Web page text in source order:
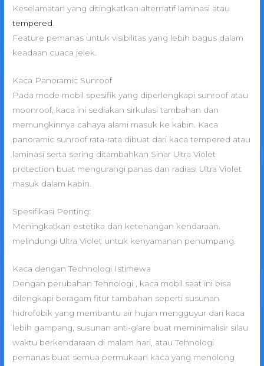
Keselamatan yang ditingkatkan alternatif laminasi atau
tempered
Feature pemanas untuk visibilitas yang lebih bagus dalam
keadaan cuaca jelek.
Kaca Panoramic Sunroof
Pada mode mobil spesifik yang diperlengkapi sunroof atau
moonroof, kaca ini sediakan sirkulasi tambahan dan
memungkinnya cahaya alami masuk ke kabin. Kaca
panoramic sunroof rata-rata dibuat dari kaca tempered atau
laminasi serta sering ditambahkan Sinar Ultra Violet
protection buat mengurangi panas dan radiasi Ultra Violet
masuk dalam kabin.
Spesifikasi Penting:
Meningkatkan estetika dan ketenangan kendaraan.
melindungi Ultra Violet untuk kenyamanan penumpang.
Kaca dengan Technologi Istimewa
Dengan perubahan Tehnologi , kaca mobil saat ini bisa
dilengkapi beragam fitur tambahan seperti susunan
hidrofobik yang membantu air hujan mengguyur dari kaca
lebih gampang, susunan anti-glare buat meminimalisir silau
waktu berkendaraan di malam hari, atau Tehnologi
pemanas buat semua permukaan kaca yang menolong